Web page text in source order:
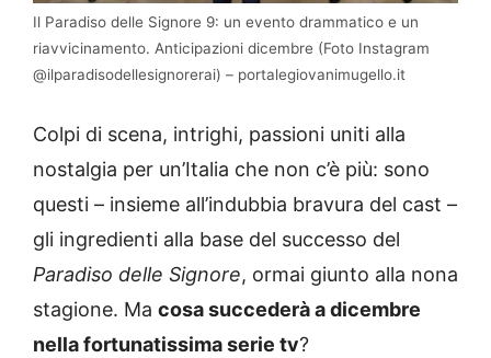
Il Paradiso delle Signore 9: un evento drammatico e un
riavvicinamento. Anticipazioni dicembre (Foto Instagram
@ilparadisodellesignorerai) – portalegiovanimugello.it
Colpi di scena, intrighi, passioni uniti alla
nostalgia per un’Italia che non c’è più: sono
questi – insieme all’indubbia bravura del cast –
gli ingredienti alla base del successo del
Paradiso delle Signore, ormai giunto alla nona
stagione. Ma cosa succederà a dicembre
nella fortunatissima serie tv?